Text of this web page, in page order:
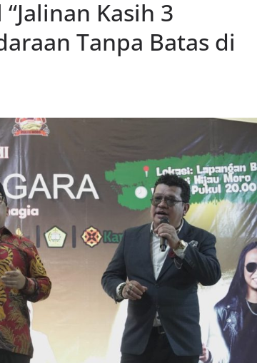
Kasih 3
Tanpa Batas di